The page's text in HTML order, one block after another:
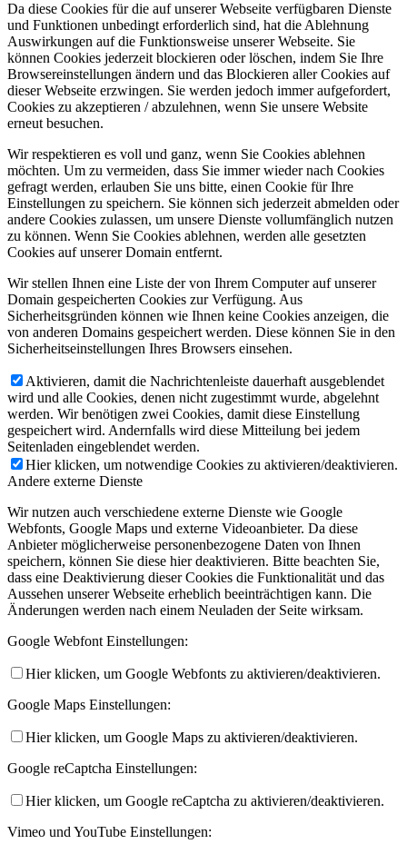
Da diese Cookies für die auf unserer Webseite verfügbaren Dienste
und Funktionen unbedingt erforderlich sind, hat die Ablehnung
Auswirkungen auf die Funktionsweise unserer Webseite. Sie
können Cookies jederzeit blockieren oder löschen, indem Sie Ihre
Browsereinstellungen ändern und das Blockieren aller Cookies auf
dieser Webseite erzwingen. Sie werden jedoch immer aufgefordert,
Cookies zu akzeptieren / abzulehnen, wenn Sie unsere Website
erneut besuchen.
Wir respektieren es voll und ganz, wenn Sie Cookies ablehnen
möchten. Um zu vermeiden, dass Sie immer wieder nach Cookies
gefragt werden, erlauben Sie uns bitte, einen Cookie für Ihre
Einstellungen zu speichern. Sie können sich jederzeit abmelden oder
andere Cookies zulassen, um unsere Dienste vollumfänglich nutzen
zu können. Wenn Sie Cookies ablehnen, werden alle gesetzten
Cookies auf unserer Domain entfernt.
Wir stellen Ihnen eine Liste der von Ihrem Computer auf unserer
Domain gespeicherten Cookies zur Verfügung. Aus
Sicherheitsgründen können wie Ihnen keine Cookies anzeigen, die
von anderen Domains gespeichert werden. Diese können Sie in den
Sicherheitseinstellungen Ihres Browsers einsehen.
Aktivieren, damit die Nachrichtenleiste dauerhaft ausgeblendet
wird und alle Cookies, denen nicht zugestimmt wurde, abgelehnt
werden. Wir benötigen zwei Cookies, damit diese Einstellung
gespeichert wird. Andernfalls wird diese Mitteilung bei jedem
Seitenladen eingeblendet werden.
Hier klicken, um notwendige Cookies zu aktivieren/deaktivieren.
Andere externe Dienste
Wir nutzen auch verschiedene externe Dienste wie Google
Webfonts, Google Maps und externe Videoanbieter. Da diese
Anbieter möglicherweise personenbezogene Daten von Ihnen
speichern, können Sie diese hier deaktivieren. Bitte beachten Sie,
dass eine Deaktivierung dieser Cookies die Funktionalität und das
Aussehen unserer Webseite erheblich beeinträchtigen kann. Die
Änderungen werden nach einem Neuladen der Seite wirksam.
Google Webfont Einstellungen:
Hier klicken, um Google Webfonts zu aktivieren/deaktivieren.
Google Maps Einstellungen:
Hier klicken, um Google Maps zu aktivieren/deaktivieren.
Google reCaptcha Einstellungen:
Hier klicken, um Google reCaptcha zu aktivieren/deaktivieren.
Vimeo und YouTube Einstellungen: